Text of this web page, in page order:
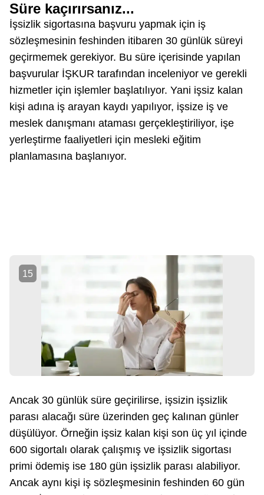
Süre kaçırırsanız...
İşsizlik sigortasına başvuru yapmak için iş
sözleşmesinin feshinden itibaren 30 günlük süreyi
geçirmemek gerekiyor. Bu süre içerisinde yapılan
başvurular İŞKUR tarafından inceleniyor ve gerekli
hizmetler için işlemler başlatılıyor. Yani işsiz kalan
kişi adına iş arayan kaydı yapılıyor, işsize iş ve
meslek danışmanı ataması gerçekleştiriliyor, işe
yerleştirme faaliyetleri için mesleki eğitim
planlamasına başlanıyor.
15
Ancak 30 günlük süre geçirilirse, işsizin işsizlik
parası alacağı süre üzerinden geç kalınan günler
düşülüyor. Örneğin işsiz kalan kişi son üç yıl içinde
600 sigortalı olarak çalışmış ve işsizlik sigortası
primi ödemiş ise 180 gün işsizlik parası alabiliyor.
Ancak aynı kişi iş sözleşmesinin feshinden 60 gün